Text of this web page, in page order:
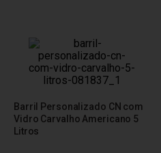
Barril Personalizado CN com
Vidro Carvalho Americano 5
Litros